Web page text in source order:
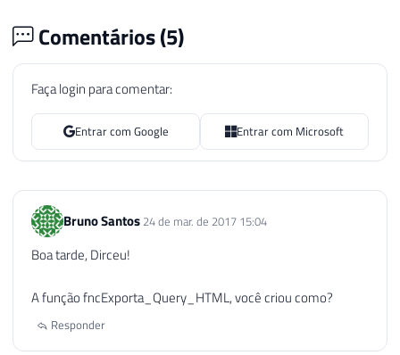
Comentários (5)
Faça login para comentar:
Entrar com Google Entrar com Microsoft
Bruno Santos 24 de mar. de 2017 15:04
Boa tarde, Dirceu!
A função fncExporta_Query_HTML, você criou como?
Responder